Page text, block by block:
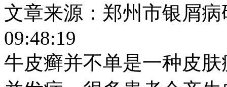
文章来源：郑州市银屑
09:48:19
牛皮癣并不单是一种皮